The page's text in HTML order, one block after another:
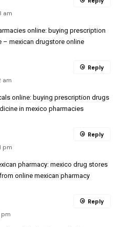
am
online: buying prescription
– mexican drugstore online
am
online: buying prescription drugs
in mexico pharmacies
Reply
pm
pharmacy: mexico drug stores
online mexican pharmacy
Reply
Reply